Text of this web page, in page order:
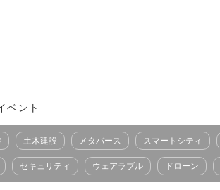
ベント
土木建設 メタバース スマートシティ
セキュリティ ウェアラブル ドローン